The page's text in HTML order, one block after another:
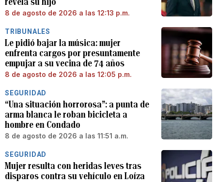
8 de agosto de 2026 a las 12:13 p.m.
TRIBUNALES
Le pidió bajar la música: mujer
enfrenta cargos por presuntamente
empujar a su vecina de 74 años
8 de agosto de 2026 a las 12:05 p.m.
SEGURIDAD
“Una situación horrorosa”: a punta de
arma blanca le roban bicicleta a
hombre en Condado
8 de agosto de 2026 a las 11:51 a.m.
SEGURIDAD
Mujer resulta con heridas leves tras
disparos contra su vehículo en Loíza